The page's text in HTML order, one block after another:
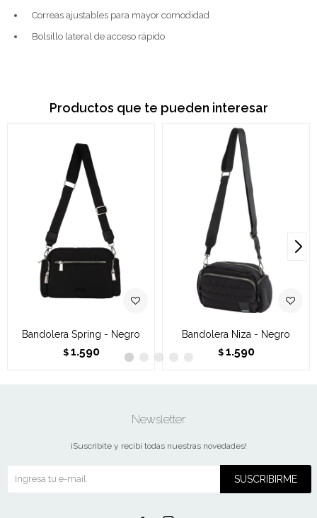
Correas ajustables para mayor comodidad
Bolsillo lateral de acceso rápido
Productos que te pueden interesar
Bandolera Spring - Negro
$ 1.590
Bandolera Niza - Negro
$ 1.590
Newsletter
¡Suscribite y recibí todas nuestras novedades!
SUSCRIBIRME